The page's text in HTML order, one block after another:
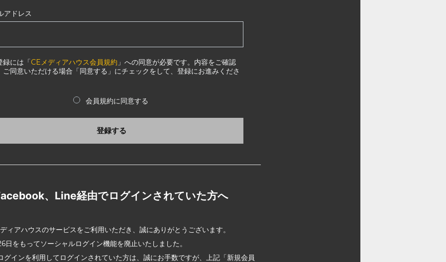
アドレス
録には「CEメディアハウス会員規約 」への同意が必要です。内容をご確認
ご同意いただける場合「同意する」にチェックをして、登録にお進みくださ
会員規約に同意する
登録する
、Line経由でログインされていた方へ
ィアハウスのサービスをご利用いただき、誠にありがとうございます。
日をもってソーシャルログイン機能を廃止いたしました。
グインを利用してログインされていた方は、誠にお手数ですが、上記「新規会員